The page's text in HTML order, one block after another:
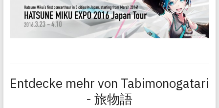
Entdecke mehr von Tabimonogatari
- 旅物語